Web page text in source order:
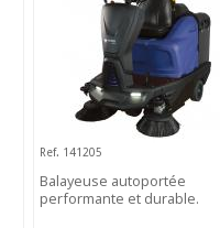
Ref. 141205
Balayeuse autoportée
performante et durable.